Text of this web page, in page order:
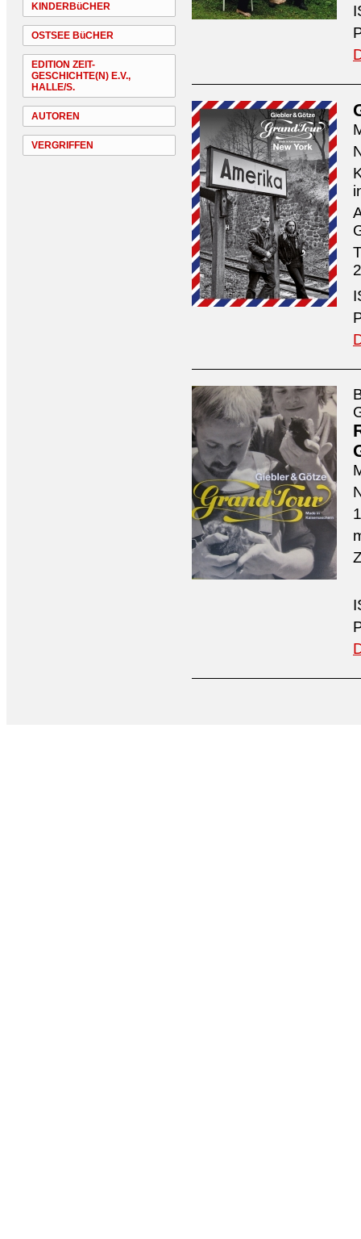
KINDERBüCHER
OSTSEE BüCHER
EDITION ZEIT-
GESCHICHTE(N) E.V.,
HALLE/S.
AUTOREN
VERGRIFFEN